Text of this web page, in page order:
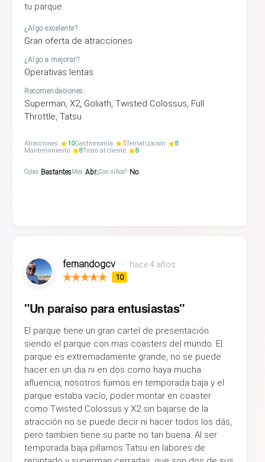
tu parque.
¿Algo excelente?
Gran oferta de atracciones
¿Algo a mejorar?
Operativas lentas
Recomendaciones:
Superman, X2, Goliath, Twisted Colossus, Full
Throttle, Tatsu
Atracciones 10Gastronomía 5Tematización
8
Mantenimiento
8Trato al cliente 8
Colas BastantesMes Abr¿Con niños? No
fernandogcv • hace 4 años
10
"Un paraiso para entusiastas"
El parque tiene un gran cartel de presentación
siendo el parque con mas coasters del mundo. El
parque es extremadamente grande, no se puede
hacer en un dia ni en dos como haya mucha
afluencia, nosotros fuimos en temporada baja y el
parque estaba vacío, poder montar en coaster
como Twisted Colossus y X2 sin bajarse de la
atracción no se puede decir ni hacer todos los dás,
pero tambien tiene su parte no tan buena. Al ser
temporada baja pillamos Tatsu en labores de